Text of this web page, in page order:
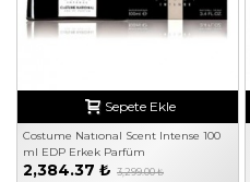
Sepete Ekle
Costume Natıonal Scent Intense 100
ml EDP Erkek Parfüm
2,384.37 ₺ 3,299.00 ₺